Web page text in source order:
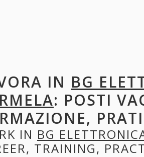
IN BG
: POSTI
IN BG
TRAINING,